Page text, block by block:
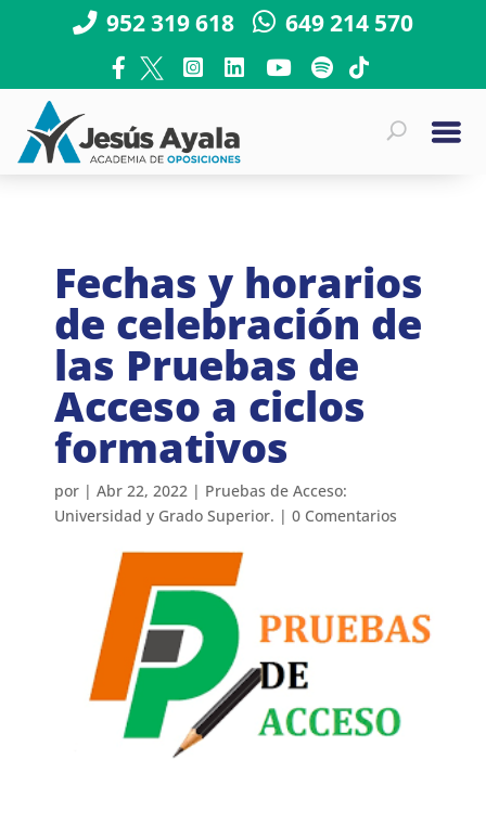
952 319 618 649 214 570
Fechas y horarios
de celebración de
las Pruebas de
Acceso a ciclos
formativos
por |Abr 22, 2022 | Pruebas de Acceso:
Universidad y Grado Superior. |0 Comentarios